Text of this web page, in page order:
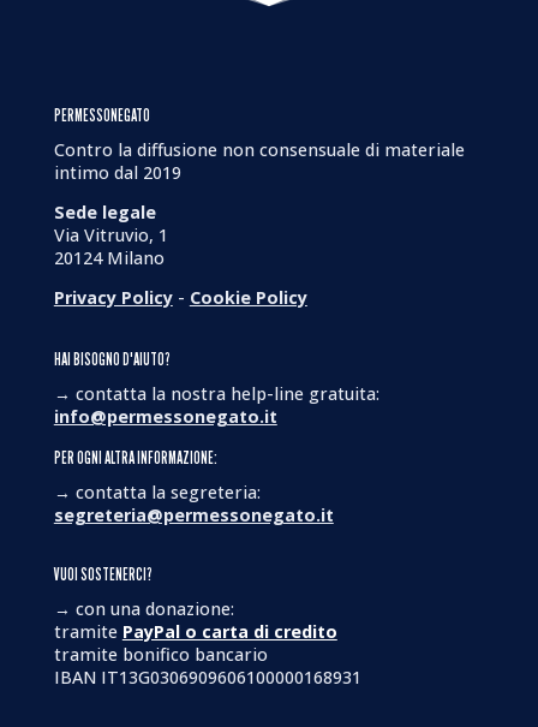
PERMESSONEGATO
Contro la diffusione non consensuale di materiale
intimo dal 2019
Sede legale
Via Vitruvio, 1
20124 Milano
Privacy Policy- Cookie Policy
HAI BISOGNO D'AIUTO?
→ contatta la nostra help-line gratuita:
info@permessonegato.it
PER OGNI ALTRA INFORMAZIONE:
→ contatta la segreteria:
segreteria@permessonegato.it
VUOI SOSTENERCI?
→ con una donazione:
tramite PayPal o carta di credito
tramite bonifico bancario
IBAN IT13G0306909606100000168931